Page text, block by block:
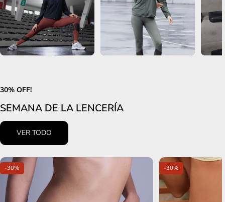
30% OFF!
SEMANA DE LA LENCERÍA
VER TODO
-30% -30%